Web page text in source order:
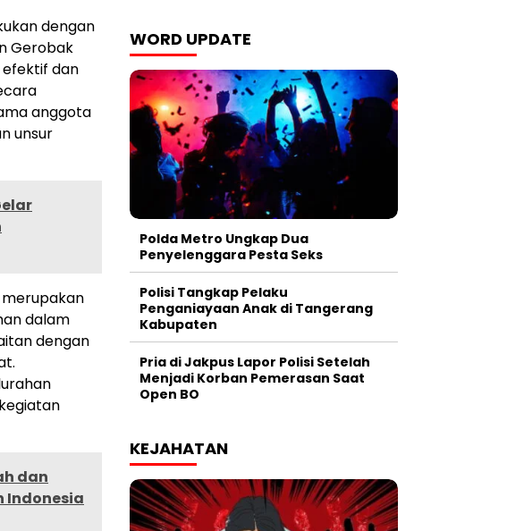
dengan
Gerobak
dan
anggota
unsur
dalam
dengan
dan
Indonesia
WORD UPDATE
Polda Metro Ungkap Dua
Penyelenggara Pesta Seks
Polisi Tangkap Pelaku
Penganiayaan Anak di Tangerang
Kabupaten
Pria di Jakpus Lapor Polisi Setelah
Menjadi Korban Pemerasan Saat
Open BO
KEJAHATAN